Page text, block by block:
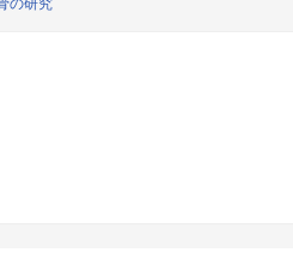
の研究